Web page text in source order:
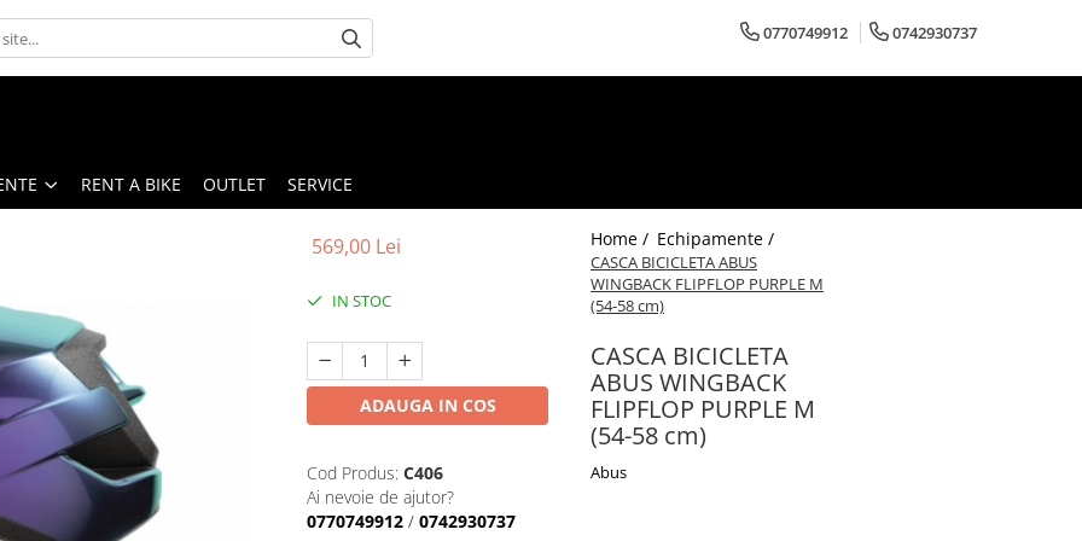
0770749912 0742930737
RENT A BIKE OUTLET SERVICE
Home / Echipamente /
CASCA BICICLETA ABUS
WINGBACK FLIPFLOP PURPLE M
(54-58 cm)
CASCA BICICLETA
ABUS WINGBACK
FLIPFLOP PURPLE M
(54-58 cm)
Abus
569,00 Lei
IN STOC
ADAUGA IN COS
Cod Produs: C406
Ai nevoie de ajutor?
0770749912 / 0742930737